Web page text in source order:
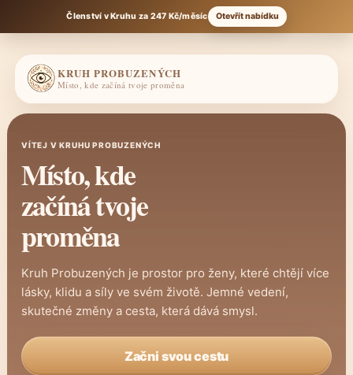
Členství v Kruhu za 247 Kč/měsíc Otevřít nabídku
KRUH PROBUZENÝCH
Místo, kde začíná tvoje proměna
VÍTEJ V KRUHU PROBUZENÝCH
Místo, kde
začíná tvoje
proměna
Kruh Probuzených je prostor pro ženy, které chtějí více
lásky, klidu a síly ve svém životě. Jemné vedení,
skutečné změny a cesta, která dává smysl.
Začni svou cestu